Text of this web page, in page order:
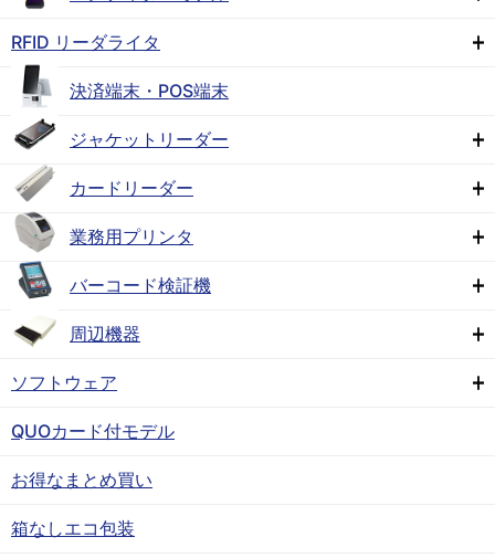
RFID リーダライタ
決済端末・POS端末
ジャケットリーダー
カードリーダー
業務用プリンタ
バーコード検証機
周辺機器
ソフトウェア
QUOカード付モデル
お得なまとめ買い
箱なしエコ包装